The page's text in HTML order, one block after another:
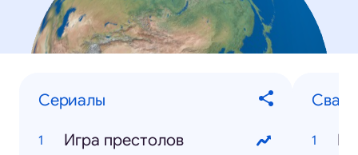
Сериалы
Игра престолов